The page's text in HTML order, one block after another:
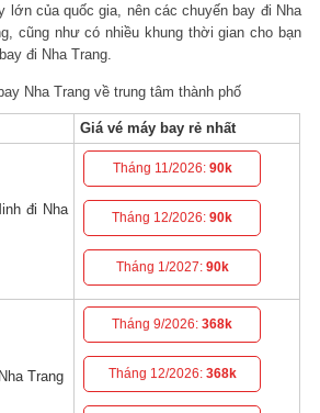
lớn của quốc gia, nên các chuyến bay đi Nha
cũng như có nhiều khung thời gian cho bạn
đi Nha Trang.
Nha Trang về trung tâm thành phố
Giá vé máy bay rẻ nhất
đi Nha
Tháng 11/2026: 90k
Tháng 12/2026:90k
Tháng 1/2027: 90k
Trang
Tháng 9/2026:368k
Tháng 12/2026: 368k